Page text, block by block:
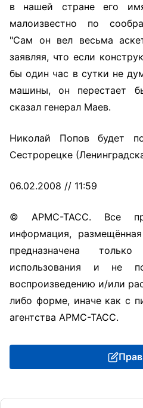
в нашей стране его
малоизвестно по
"Сам он вел весьма
заявляя, что если
бы один час в сутки не
машины, он перестает
сказал генерал Маев.
Николай Попов будет
Сестрорецке
06.02.2008 // 11:59
© АРМС-ТАСС. Все
информация,
предназначена
использования и не
воспроизведению и/или
либо форме, иначе как с
агентства АРМС-ТАСС.